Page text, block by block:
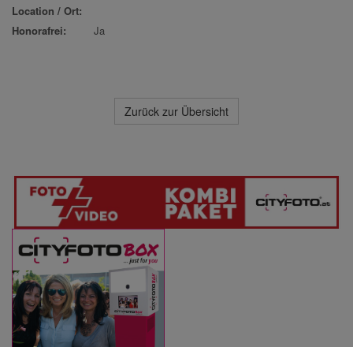
Location / Ort:
Honorafrei:
Ja
Zurück zur Übersicht